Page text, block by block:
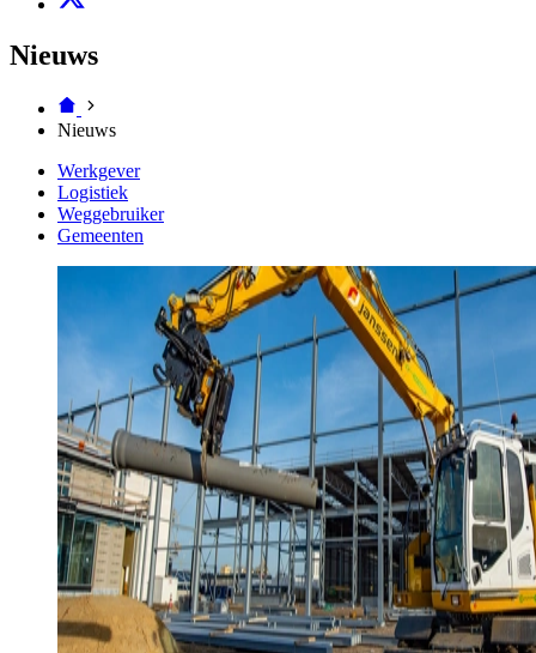
Nieuws
Nieuws
Werkgever
Logistiek
Weggebruiker
Gemeenten